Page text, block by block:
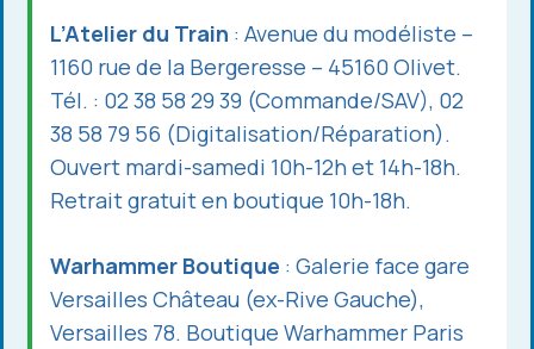
L’Atelier du Train : Avenue du modéliste –
1160 rue de la Bergeresse – 45160 Olivet.
Tél. : 02 38 58 29 39 (Commande/SAV), 02
38 58 79 56 (Digitalisation/Réparation).
Ouvert mardi-samedi 10h-12h et 14h-18h.
Retrait gratuit en boutique 10h-18h.
Warhammer Boutique : Galerie face gare
Versailles Château (ex-Rive Gauche),
Versailles 78. Boutique Warhammer Paris